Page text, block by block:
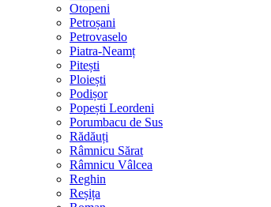
Otopeni
Petroșani
Petrovaselo
Piatra-Neamț
Pitești
Ploiești
Podișor
Popești Leordeni
Porumbacu de Sus
Rădăuți
Râmnicu Sărat
Râmnicu Vâlcea
Reghin
Reșița